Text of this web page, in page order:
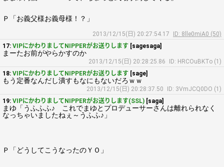
Ｐ「お義父様お義母様！？」
2013/12/15(日) 20:27:54.17
ID: 8lle0miA0 (50)
17: VIPにかわりましてNIPPERがお送りします [sagesaga]
まーたお前がやらかすのか
2013/12/15(日) 20:28:25.86
ID: HRCOuBKTo (1)
18: VIPにかわりましてNIPPERがお送りします [sage]
もう定番なんだし潰すもなにもないだろｗｗ
2013/12/15(日) 20:28:37.50
ID: 3VmJCQ0DO (1)
19: VIPにかわりましてNIPPERがお送りします(SSL) [saga]
まゆ「うふふふ♪ これでまゆとプロデューサーさんは離れられなく
なっちゃいましたねぇ～うふふ♪」
Ｐ「どうしてこうなったのＹＯ」